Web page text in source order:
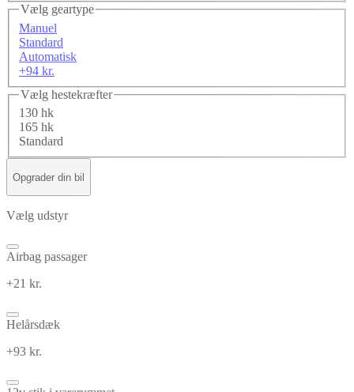
Vælg geartype
Manuel
Standard
Automatisk
+94 kr.
Vælg hestekræfter
130 hk
165 hk
Standard
Opgrader din bil
Vælg udstyr
Airbag passager
+21 kr.
Helårsdæk
+93 kr.